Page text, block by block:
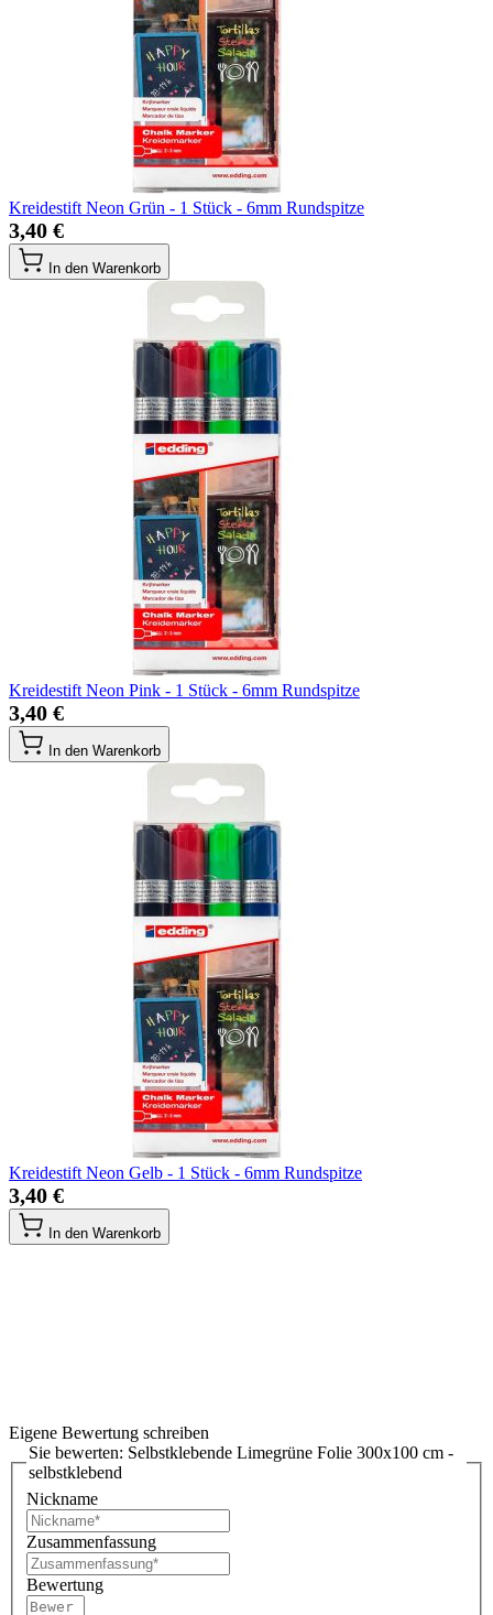
Kreidestift Neon Grün - 1 Stück - 6mm Rundspitze
3,40 €
In den Warenkorb
Kreidestift Neon Pink - 1 Stück - 6mm Rundspitze
3,40 €
In den Warenkorb
Kreidestift Neon Gelb - 1 Stück - 6mm Rundspitze
3,40 €
In den Warenkorb
Eigene Bewertung schreiben
Sie bewerten: Selbstklebende Limegrüne Folie 300x100 cm -
selbstklebend
Nickname
Zusammenfassung
Bewertung